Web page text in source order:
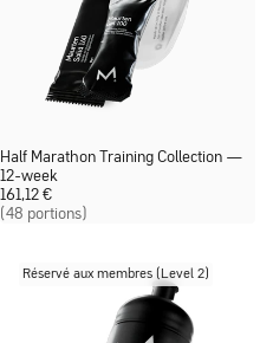
Half Marathon Training Collection —
12-week
(48 portions)
161,12 €
Réservé aux membres (Level 2)